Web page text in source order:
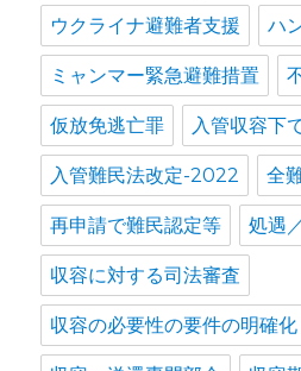
ウクライナ避難者支援 ハ
ミャンマー緊急避難措置
仮放免逃亡罪 入管収容下
入管難民法改定-2022 全
再申請で難民認定等 処遇
収容に対する司法審査
収容の必要性の要件の明確化